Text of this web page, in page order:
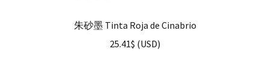
朱砂墨 Tinta Roja de Cinabrio
25.41$ (USD)